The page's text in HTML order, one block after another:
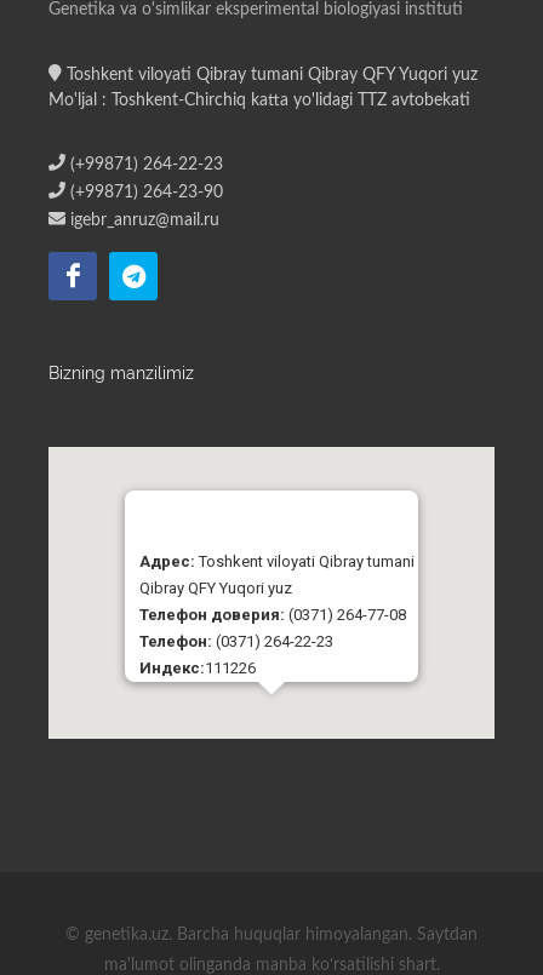
Genetika va o'simlikar eksperimental biologiyasi instituti
Toshkent viloyati Qibray tumani Qibray QFY Yuqori yuz
Mo'ljal : Toshkent-Chirchiq katta yo'lidagi TTZ avtobekati
(+99871) 264-22-23
(+99871) 264-23-90
igebr_anruz@mail.ru
Bizning manzilimiz
Адрес:Toshkent viloyati Qibray tumani
Qibray QFY Yuqori yuz
Телефон доверия: (0371) 264-77-08
Телефон: (0371) 264-22-23
Индекс:111226
© genetika.uz. Barcha huquqlar himoyalangan. Saytdan
ma'lumot olinganda manba koʻrsatilishi shart.